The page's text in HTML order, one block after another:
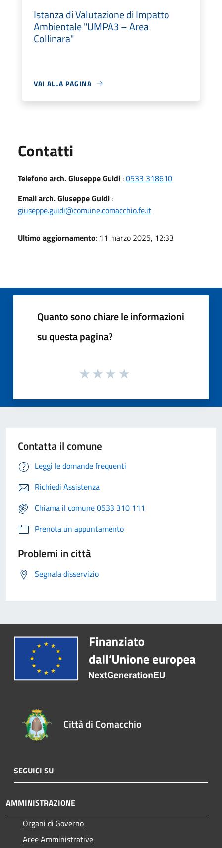
Istanza di Valutazione di Impatto
Ambientale "UMPA3 – Area
Collinara"
VAI ALLA PAGINA
Contatti
Telefono arch. Giuseppe Guidi :0533 318610
Email arch. Giuseppe Guidi :
giuseppe.guidi@comune.comacchio.fe.it
Ultimo aggiornamento: 11 marzo 2025, 12:33
Quanto sono chiare le informazioni
su questa pagina?
Contatta il comune
Leggi le domande frequenti
Richiedi Assistenza
Chiama il comune 0533 310 111
Prenota un appuntamento
Problemi in città
Segnala disservizio
Città di Comacchio
SEGUICI SU
AMMINISTRAZIONE
Organi di Governo
Aree Amministrative